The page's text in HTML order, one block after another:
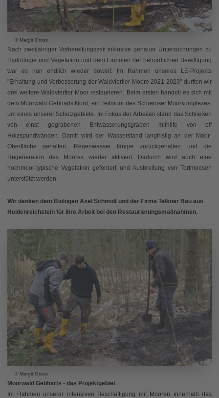
© Margit Gross
Nach zweijähriger Vorbereitungszeit inklusive genauer Untersuchungen zu
Hydrologie und Vegetation und dem Einholen der behördlichen Bewilligung
war es nun endlich wieder soweit: Im Rahmen unseres LE-Projekts
"Erhaltung und Verbesserung der Waldviertler Moore 2021-2023" durften wir
drei weitere Waldviertler Moor restaurieren. Beim ersten handelt es sich mit
dem Moorwald Gebharts Nord, ein Teilmoor des Schremser Moorkomplexes,
um eines unserer Schutzgebiete. Im Fokus der Arbeiten stand das Schließen
von einst gegrabenen Entwässerungsgräben mithilfe von elf
Holzspundwänden. Damit wird der Wasserstand langfristig an der Moor-
Oberfläche gehalten, Regenwasser länger zurückgehalten und die
Regeneration des Moores wieder aktiviert. Dadurch wird auch eine
hochmoor-typische Vegetation gefördert und Ausbreitung von Torfmoosen
unterstützt werden.
Wir danken dem Biologen Axel Schmidt und der Firma Talkner Bau aus
Heidenreichstein für ihre Arbeit bei den Restaurierungsmaßnahmen.
© Margit Gross
Moorwald Gebharts - das Projektgebiet
Im Rahmen unserer intensiven Beschäftigung mit Mooren innerhalb des